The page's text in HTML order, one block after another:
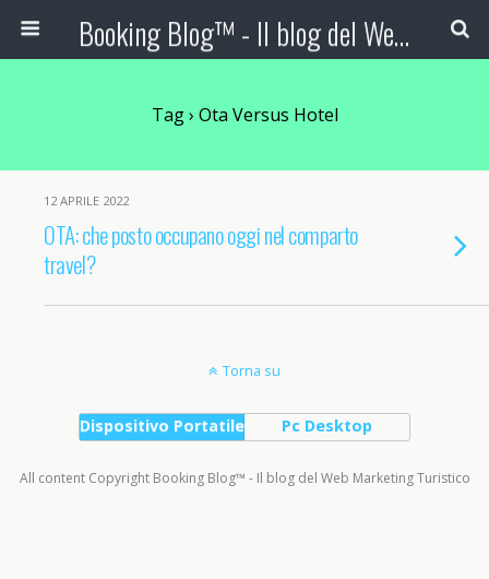
Booking Blog™ - Il blog del Web Marketing Turistico
Tag › Ota Versus Hotel
12 APRILE 2022
OTA: che posto occupano oggi nel comparto
travel?
Torna su
Dispositivo Portatile Pc Desktop
All content Copyright Booking Blog™ - Il blog del Web Marketing Turistico